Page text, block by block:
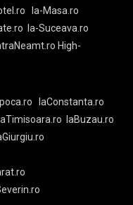
la-Masa.ro
la-Suceava.ro
High-
laConstanta.ro
laTimisoara.ro
laBuzau.ro